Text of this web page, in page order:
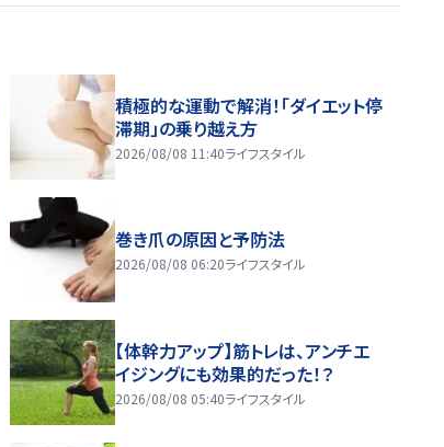
積極的な運動で解消！「ダイエット停
滞期」の乗り越え方
2026/08/08 11:40ライフスタイル
巻き爪の原因と予防法
2026/08/08 06:20ライフスタイル
【体幹力アップ】筋トレは、アンチエ
イジングにも効果的だった！？
2026/08/08 05:40ライフスタイル